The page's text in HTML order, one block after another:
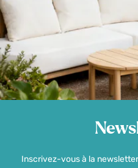
Inscrivez-vous à la